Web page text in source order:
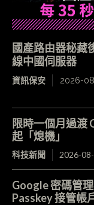
國產路由器秘藏
線中國伺服器
資訊保安 2026-
限時一個月過渡
起「熄機」
科技新聞 2026-
Google 密碼管
Passkey 接管帳